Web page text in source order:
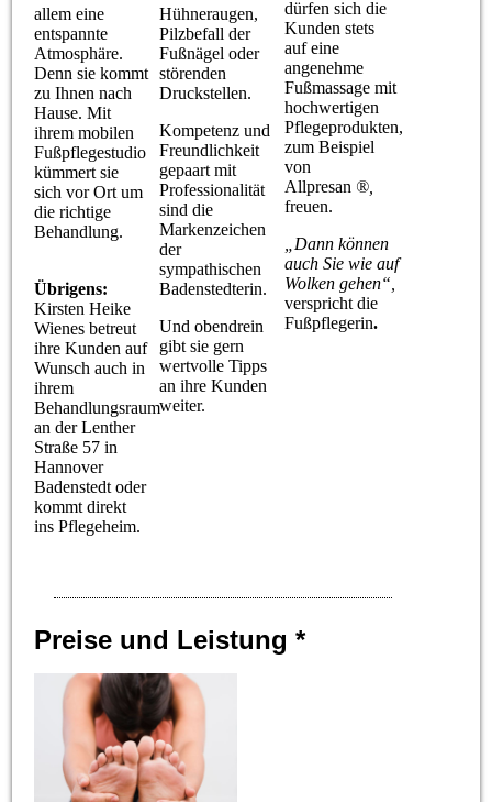
allem eine
entspannte
Atmosphäre.
Denn sie kommt
zu Ihnen nach
Hause. Mit
ihrem mobilen
Fußpflegestudio
kümmert sie
sich vor Ort um
die richtige
Behandlung.
Übrigens:
Kirsten Heike
Wienes betreut
ihre Kunden auf
Wunsch auch in
ihrem
Behandlungsraum
an der Lenther
Straße 57 in
Hannover
Badenstedt oder
kommt direkt
ins Pflegeheim.
Hühneraugen,
Pilzbefall der
Fußnägel oder
störenden
Druckstellen.
Kompetenz und
Freundlichkeit
gepaart mit
Professionalität
sind die
Markenzeichen
der
sympathischen
Badenstedterin.
Und obendrein
gibt sie gern
wertvolle Tipps
an ihre Kunden
weiter.
dürfen sich die
Kunden stets
auf eine
angenehme
Fußmassage mit
hochwertigen
Pflegeprodukten,
zum Beispiel
von
Allpresan ®
freuen.
„Dann können
auch Sie wie auf
Wolken gehen“,
verspricht die
Fußpflegerin​.
Preise und Leistung *